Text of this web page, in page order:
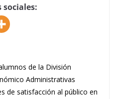
sociales:
de la División
Administrativas
de satisfacción al público en